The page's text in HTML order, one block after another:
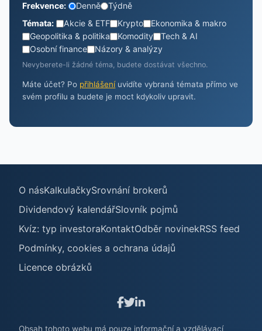
Frekvence: Denně
Týdně
Témata:
Akcie & ETF Krypto
Ekonomika & makro
Geopolitika & politika
Komodity
Tech & AI
Osobní finance
Názory & analýzy
Nevyberete-li žádné téma, budete dostávat všechno.
Máte účet? Po přihlášeníuvidíte vybraná témata přímo ve
svém profilu a budete je moct kdykoliv upravit.
O násKalkulačkySrovnání brokerů
Dividendový kalendářSlovník pojmů
Kvíz: typ investoraKontaktOdběr novinekRSS feed
Podmínky, cookies a ochrana údajů
Licence obrázků
Obsah tohoto webu má pouze informační a vzdělávací